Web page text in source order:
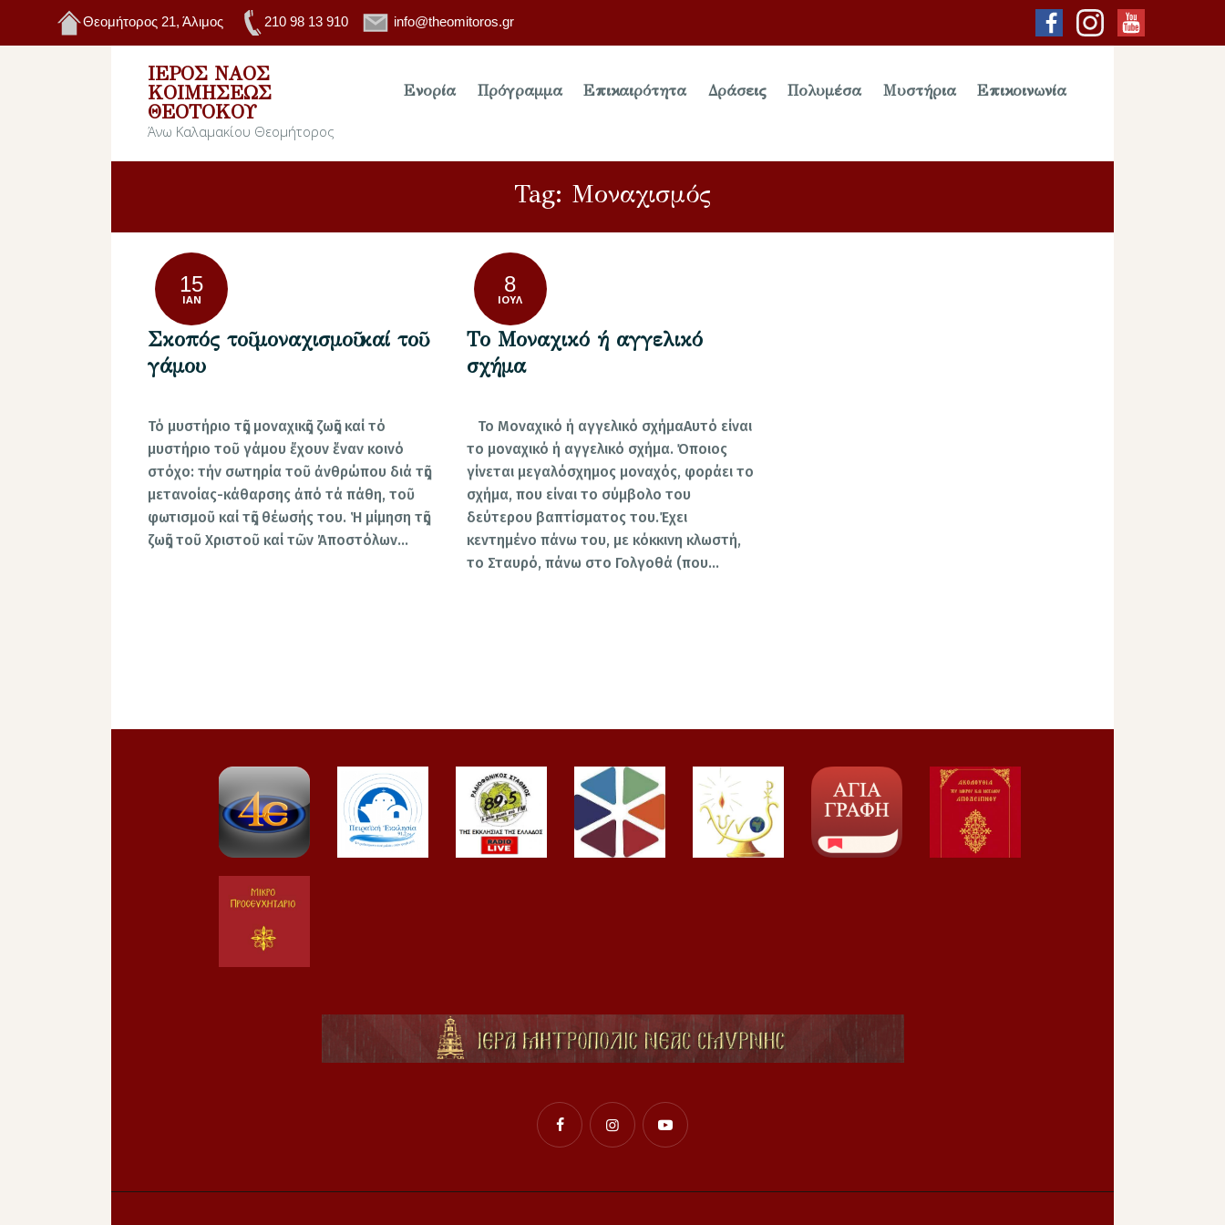
Θεομήτορος 21, Άλιμος 210 98 13 910 info@theomitoros.gr
ΙΕΡΌΣ ΝΑΌΣ
ΚΟΙΜΉΣΕΩΣ
ΘΕΟΤΌΚΟΥ
Άνω Καλαμακίου Θεομήτορος
Ενορία Πρόγραμμα Επικαιρότητα Δράσεις Πολυμέσα Μυστήρια Επικοινωνία
Tag: Μοναχισμός
15
ΙΑΝ
Σκοπός τοῦ μοναχισμοῦ καί τοῦ
γάμου
Τό μυστήριο τῆς μοναχικῆς ζωῆς καί τό
μυστήριο τοῦ γάμου ἔχουν ἕναν κοινό
στόχο: τήν σωτηρία τοῦ ἀνθρώπου διά τῆς
μετανοίας-κάθαρσης ἀπό τά πάθη, τοῦ
φωτισμοῦ καί τῆς θέωσής του. Ἡ μίμηση τῆς
ζωῆς τοῦ Χριστοῦ καί τῶν Ἀποστόλων…
8
ΙΟΎΛ
Το Μοναχικό ή αγγελικό
σχήμα
Το Μοναχικό ή αγγελικό σχήμαΑυτό είναι
το μοναχικό ή αγγελικό σχήμα. Όποιος
γίνεται μεγαλόσχημος μοναχός, φοράει το
σχήμα, που είναι το σύμβολο του
δεύτερου βαπτίσματος του.Έχει
κεντημένο πάνω του, με κόκκινη κλωστή,
το Σταυρό, πάνω στο Γολγοθά (που…